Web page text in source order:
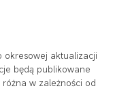
okresowej aktualizacji
będą publikowane
w zależności od